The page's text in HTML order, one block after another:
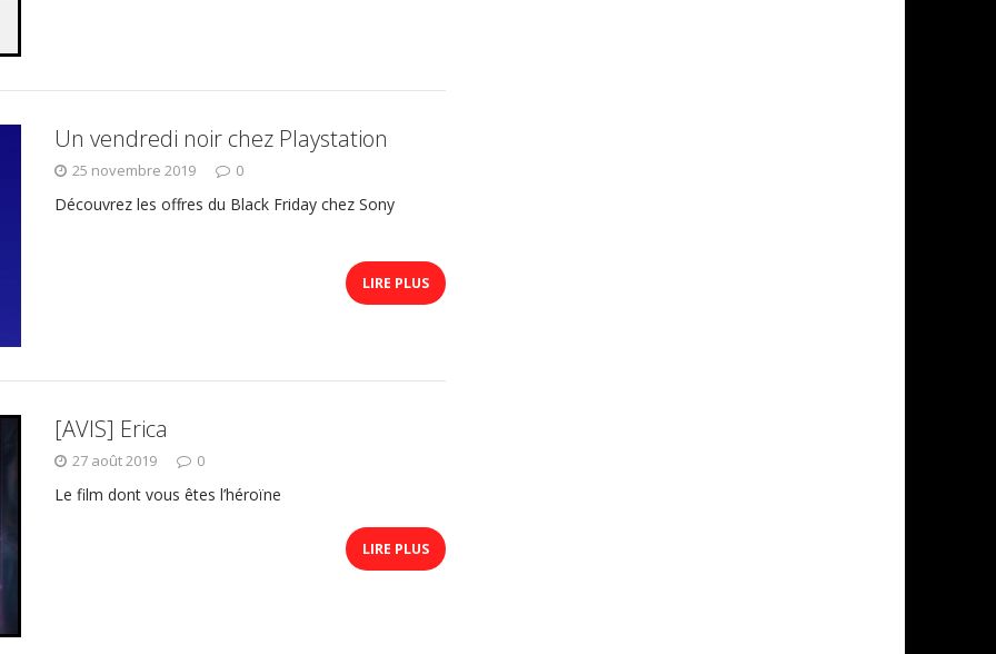
Un vendredi noir chez Playstation
25 novembre 2019 0
Découvrez les offres du Black Friday chez Sony
LIRE PLUS
[AVIS] Erica
27 août 2019 0
Le film dont vous êtes l’héroïne
LIRE PLUS